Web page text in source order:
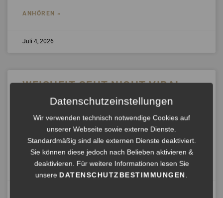
ANHÖREN »
Juli 4, 2026
WEISHEIT GEHT NICHT VIRAL
(SONGESSAY)
Weisheit geht nicht viral Ein Hund tanzt in einem Video.
Vier Millionen Klicks. Morgen ist er vergessen. Ein alter
Mann sitzt auf einer Parkbank und
ANHÖREN »
Datenschutzeinstellungen
Wir verwenden technisch notwendige Cookies auf
unserer Webseite sowie externe Dienste.
Standardmäßig sind alle externen Dienste deaktiviert.
Sie können diese jedoch nach Belieben aktivieren &
deaktivieren. Für weitere Informationen lesen Sie
unsereDATENSCHUTZBESTIMMUNGEN.